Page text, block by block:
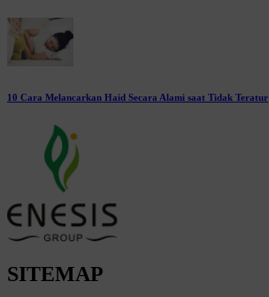
10 Cara Melancarkan Haid Secara Alami saat Tidak Teratur
SITEMAP